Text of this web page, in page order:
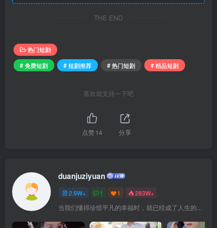
THE END
热门短剧
# 免费短剧
# 短剧推荐 # 热门短剧 # 精品短剧
喜欢就支持一下吧
点赞14 分享
duanjuziyuan
2.9W+ 1 1 283W+
当我们懂得珍惜平凡的幸福时，就已经成了人生的赢家